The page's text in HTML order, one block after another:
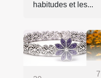
habitudes et les...
7